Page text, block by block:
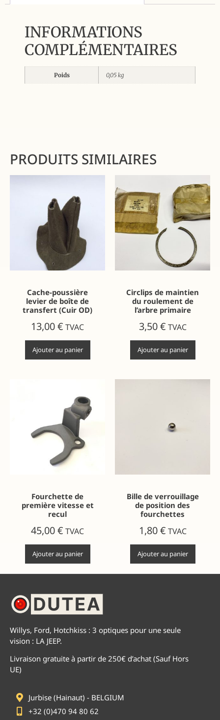
INFORMATIONS
COMPLÉMENTAIRES
Poids 0,05 kg
PRODUITS SIMILAIRES
Cache-poussière
levier de boîte de
transfert (Cuir OD)
13,00€ TVAC
Ajouter au panier
Circlips de maintien
du roulement de
l’arbre primaire
3,50€ TVAC
Ajouter au panier
Fourchette de
première vitesse et
recul
45,00€ TVAC
Ajouter au panier
Bille de verrouillage
de position des
fourchettes
1,80€ TVAC
Ajouter au panier
Willys, Ford, Hotchkiss : 3 optiques pour une seule
vision : LA JEEP.
Livraison gratuite à partir de 250€ d’achat (Sauf Hors
UE)
Jurbise (Hainaut) - BELGIUM
+32 (0)470 94 80 62